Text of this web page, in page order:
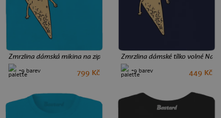
S XXL
Zmrzlina dámská mikina na zip Blue Atol
+9 barev 799 Kč
Zmrzlina dámské tílko volné Navy
+9 barev 449 Kč